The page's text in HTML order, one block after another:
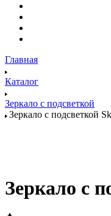
Главная
Каталог
Зеркало с подсветкой
Зеркало с подсветкой
Зеркало с